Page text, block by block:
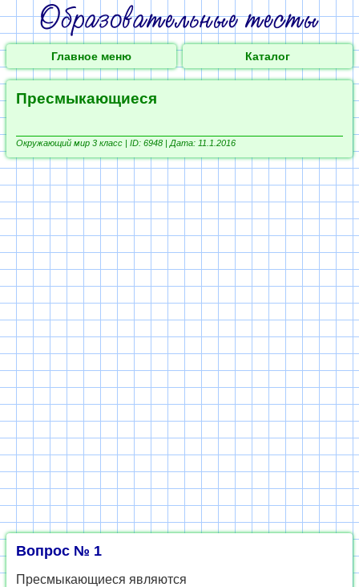
Главное меню Каталог
Пресмыкающиеся
Окружающий мир 3 класс | ID: 6948 | Дата: 11.1.2016
Вопрос № 1
Пресмыкающиеся являются